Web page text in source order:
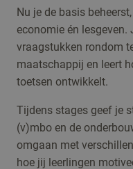
Nu je de basis
economie én
vraagstukken rondom
maatschappij en leert
toetsen ontwikkelt.
Tijdens stages geef je
(v)mbo en de
omgaan met
hoe jij leerlingen